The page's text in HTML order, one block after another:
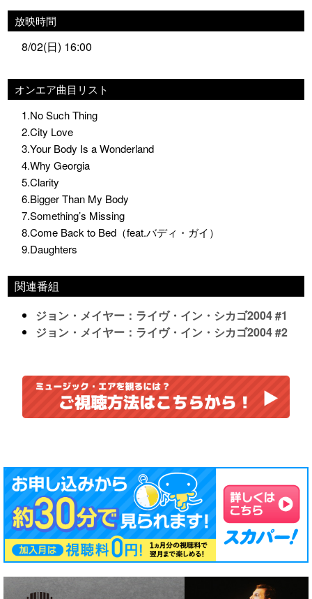
放映時間
8/02(日) 16:00
オンエア曲目リスト
1.No Such Thing
2.City Love
3.Your Body Is a Wonderland
4.Why Georgia
5.Clarity
6.Bigger Than My Body
7.Something’s Missing
8.Come Back to Bed（feat.バディ・ガイ）
9.Daughters
関連番組
ジョン・メイヤー：ライヴ・イン・シカゴ2004 #1
ジョン・メイヤー：ライヴ・イン・シカゴ2004 #2